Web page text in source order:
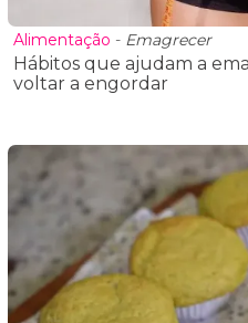
Alimentação - Emagrecer
Hábitos que ajudam a
voltar a engordar